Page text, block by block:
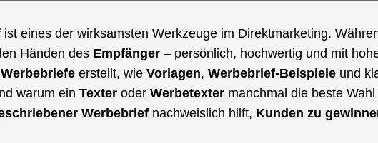
ist eines der wirksamsten Werkzeuge im Direktmarketing.
Händen des Empfänger – persönlich, hochwertig und mit
Werbebriefe erstellt, wie Vorlagen, Werbebrief-Beispiele und
warum ein Texter oder Werbetexter manchmal die beste Wahl
Werbebrief nachweislich hilft, Kunden zu